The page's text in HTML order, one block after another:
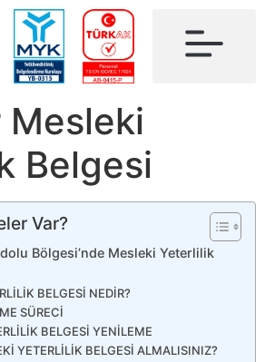
Mesleki
Belgesi
Var?
Bölgesi’nde Mesleki Yeterlilik
BELGESİ NEDİR?
SÜRECİ
BELGESİ YENİLEME
YETERLİLİK BELGESİ ALMALISINIZ?